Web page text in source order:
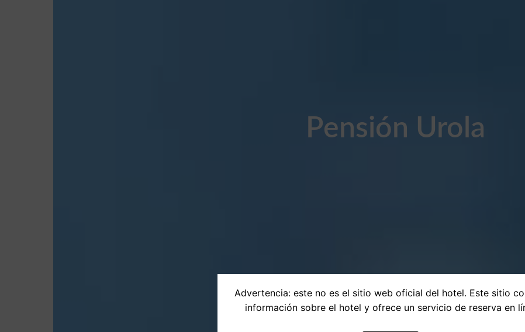
Pensión Urola
Advertencia: este no es el sitio web oficial del hotel. Este sitio
información sobre el hotel y ofrece un servicio de reserva en